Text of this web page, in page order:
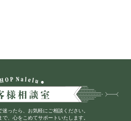
ったら、お気軽にご相談ください。
、心をこめてサポートいたします。